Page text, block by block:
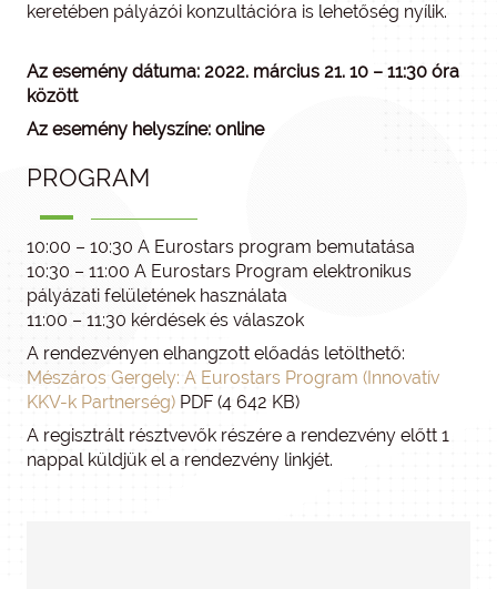
keretében pályázói konzultációra is lehetőség nyílik.
Az esemény dátuma: 2022. március 21. 10 – 11:30 óra
között
Az esemény helyszíne: online
PROGRAM
10:00 – 10:30 A Eurostars program bemutatása
10:30 – 11:00 A Eurostars Program elektronikus
pályázati felületének használata
11:00 – 11:30 kérdések és válaszok
A rendezvényen elhangzott előadás letölthető:
Mészáros Gergely: A Eurostars Program (Innovatív
KKV-k Partnerség) PDF (4 642 KB)
A regisztrált résztvevők részére a rendezvény előtt 1
nappal küldjük el a rendezvény linkjét.